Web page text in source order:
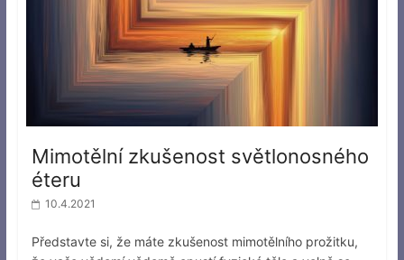
Mimotělní zkušenost světlonosného
éteru
10.4.2021
Představte si, že máte zkušenost mimotělního prožitku,